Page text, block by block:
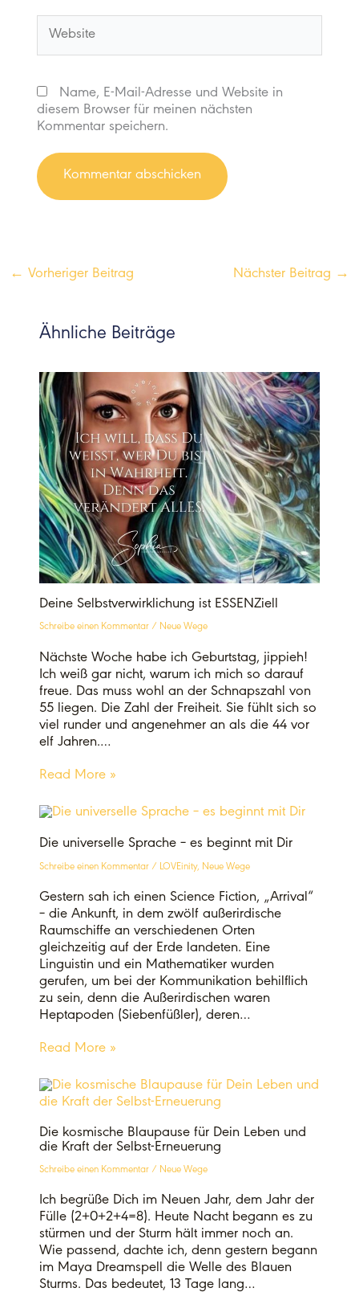
Name, E-Mail-Adresse und Website in
diesem Browser für meinen nächsten
Kommentar speichern.
← Vorheriger Beitrag Nächster Beitrag →
Ähnliche Beiträge
Deine Selbstverwirklichung ist ESSENZiell
Schreibe einen Kommentar / Neue Wege
Nächste Woche habe ich Geburtstag, jippieh!
Ich weiß gar nicht, warum ich mich so darauf
freue. Das muss wohl an der Schnapszahl von
55 liegen. Die Zahl der Freiheit. Sie fühlt sich so
viel runder und angenehmer an als die 44 vor
elf Jahren.…
Read More »
Die universelle Sprache – es beginnt mit Dir
Schreibe einen Kommentar / LOVEinity, Neue Wege
Gestern sah ich einen Science Fiction, „Arrival“
– die Ankunft, in dem zwölf außerirdische
Raumschiffe an verschiedenen Orten
gleichzeitig auf der Erde landeten. Eine
Linguistin und ein Mathematiker wurden
gerufen, um bei der Kommunikation behilflich
zu sein, denn die Außerirdischen waren
Heptapoden (Siebenfüßler), deren…
Read More »
Die kosmische Blaupause für Dein Leben und
die Kraft der Selbst-Erneuerung
Schreibe einen Kommentar / Neue Wege
Ich begrüße Dich im Neuen Jahr, dem Jahr der
Fülle (2+0+2+4=8). Heute Nacht begann es zu
stürmen und der Sturm hält immer noch an.
Wie passend, dachte ich, denn gestern begann
im Maya Dreamspell die Welle des Blauen
Sturms. Das bedeutet, 13 Tage lang…